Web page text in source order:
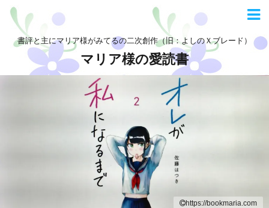
書評と主にマリア様がみてるの二次創作（旧：よしのＸブレード）
マリア様の愛読書
https://bookmaria.com